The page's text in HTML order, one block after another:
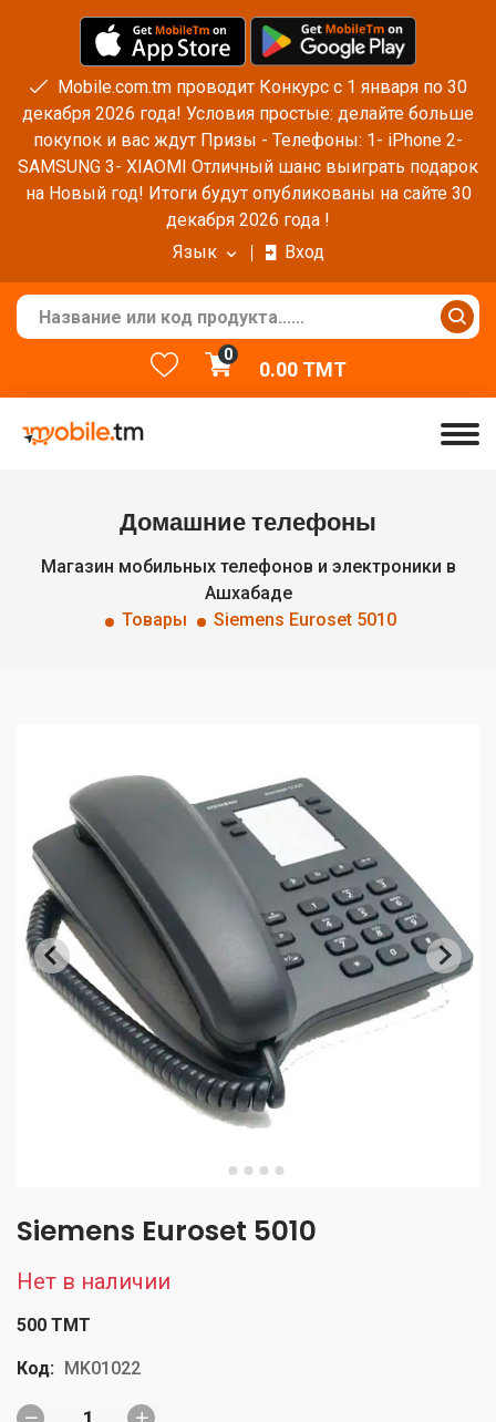
Mobile.com.tm проводит Конкурс с 1 января по 30
декабря 2026 года! Условия простые: делайте больше
покупок и вас ждут Призы - Телефоны: 1- iPhone 2-
SAMSUNG 3- XIAOMI Отличный шанс выиграть подарок
на Новый год! Итоги будут опубликованы на сайте 30
декабря 2026 года !
Язык
Вход
0
0.00TMT
Домашние телефоны
Магазин мобильных телефонов и электроники в
Ашхабаде
Товары
Siemens Euroset 5010
Siemens Euroset 5010
Нет в наличии
500 TMT
Код: MK01022